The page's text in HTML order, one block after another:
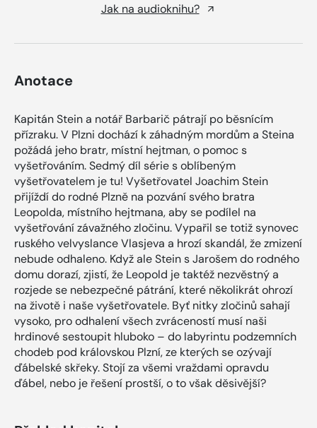
Jak na audioknihu?
Anotace
Kapitán Stein a notář Barbarič pátrají po běsnícím
přízraku. V Plzni dochází k záhadným mordům a Steina
požádá jeho bratr, místní hejtman, o pomoc s
vyšetřováním. Sedmý díl série s oblíbeným
vyšetřovatelem je tu! Vyšetřovatel Joachim Stein
přijíždí do rodné Plzně na pozvání svého bratra
Leopolda, místního hejtmana, aby se podílel na
vyšetřování závažného zločinu. Vypařil se totiž synovec
ruského velvyslance Vlasjeva a hrozí skandál, že zmizení
nebude odhaleno. Když ale Stein s Jarošem do rodného
domu dorazí, zjistí, že Leopold je taktéž nezvěstný a
rozjede se nebezpečné pátrání, které několikrát ohrozí
na životě i naše vyšetřovatele. Byť nitky zločinů sahají
vysoko, pro odhalení všech zvráceností musí naši
hrdinové sestoupit hluboko – do labyrintu podzemních
chodeb pod královskou Plzní, ze kterých se ozývají
ďábelské skřeky. Stojí za všemi vraždami opravdu
ďábel, nebo je řešení prostší, o to však děsivější?